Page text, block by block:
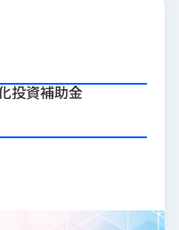
投資補助金